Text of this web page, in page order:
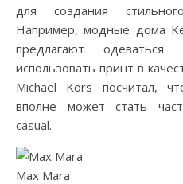
для создания
Например, модные дома
предлагают
использовать принт в
Michael Kors посчитал,
вполне может стать
casual.
Max Mara